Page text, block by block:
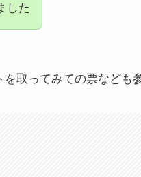
した
取ってみての票なども